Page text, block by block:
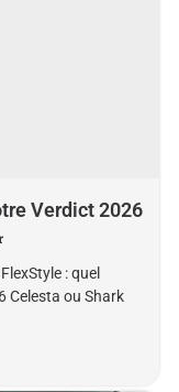
Verdict 2026
: quel
Celesta ou Shark